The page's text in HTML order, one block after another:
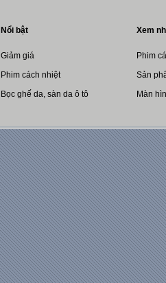
Nổi bật
Giảm giá
Phim cách nhiệt
Bọc ghế da, sàn da ô tô
Xem
Phim
Sản
Màn